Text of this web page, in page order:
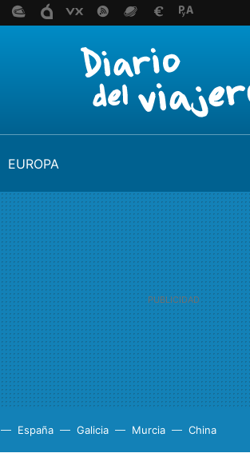
EUROPA
España Galicia Murcia China